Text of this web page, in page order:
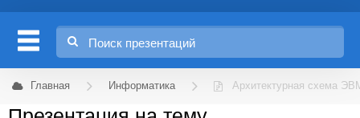
Главная Информатика Архитектурная схема